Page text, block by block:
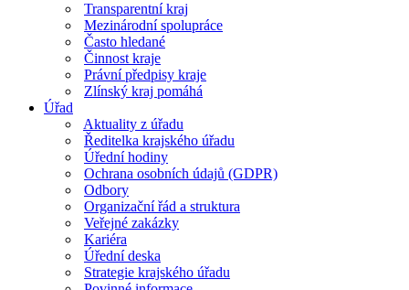
Transparentní kraj
Mezinárodní spolupráce
Často hledané
Činnost kraje
Právní předpisy kraje
Zlínský kraj pomáhá
Úřad
Aktuality z úřadu
Ředitelka krajského úřadu
Úřední hodiny
Ochrana osobních údajů (GDPR)
Odbory
Organizační řád a struktura
Veřejné zakázky
Kariéra
Úřední deska
Strategie krajského úřadu